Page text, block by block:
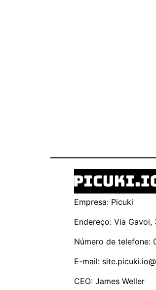
Empresa: Picuki
Endereço: Via Gavoi,
Número de telefone:
E-mail:
CEO: James Weller